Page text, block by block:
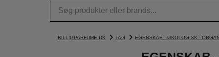
BILLIGPARFUME.DK TAG EGENSKAB - ØKOLOGISK -